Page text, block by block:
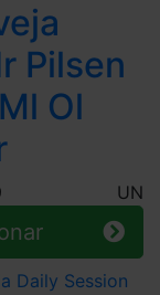
Pilsen
Ol
UN